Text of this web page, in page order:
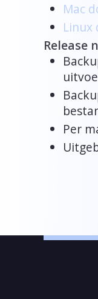
Mac
Linux
Release
Per